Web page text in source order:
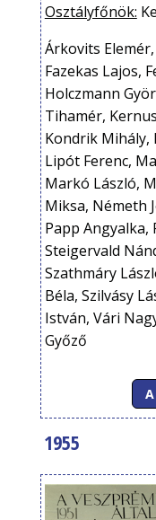
Osztályfőnök:
Árkovits
Fazekas Lajos,
Holczmann
Tihamér,
Kondrik Mihály,
Lipót Ferenc,
Markó László,
Miksa, Németh
Papp Angyalka,
Steigervald
Szathmáry
Béla, Szilvásy
István, Vári
Győző
1955